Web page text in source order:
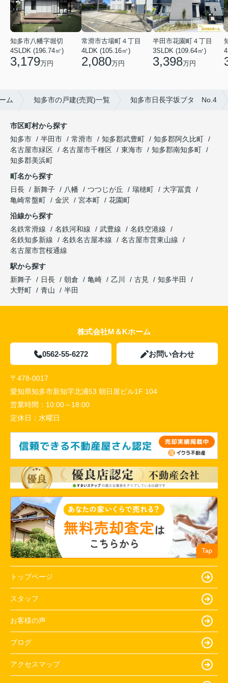
知多市八幡字堀切
4SLDK (196.74㎡)
3,179万円
常滑市古場町４丁目
4LDK (105.16㎡)
2,080万円
半田市花園町４丁目
3SLDK (109.64㎡)
3,398万円
ム 知多市の戸建(売買)一覧 知多市日長字坂ブタ No.4
市区町村から探す
知多市
半田市 常滑市 知多郡武豊町
知多郡阿久比町
名古屋市緑区
名古屋市千種区 東海市
知多郡南知多町
知多郡美浜町
町名から探す
日長
新舞子 八幡 つつじが丘 瑞穂町
大字冨貴
亀崎常盤町
金沢 宮本町
花園町
沿線から探す
名鉄常滑線
名鉄河和線 武豊線
名鉄空港線
名鉄知多新線
名鉄名古屋本線
名古屋市営東山線
名古屋市営桜通線
駅から探す
新舞子
日長 朝倉 亀崎 乙川 古見
知多半田
大野町
青山 半田
株式会社M＆Kホーム
0562-55-6272 お問い合わせ
〒478-0017
愛知県知多市新知字北浦53 朝日屋ビル1F 104
営業時間： 10:00～18:00
定休日： 水曜日
トップページ
スタッフ
お客様の声
ブログ
アクセスマップ